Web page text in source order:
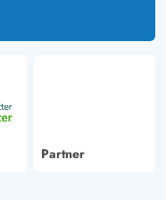
Partner